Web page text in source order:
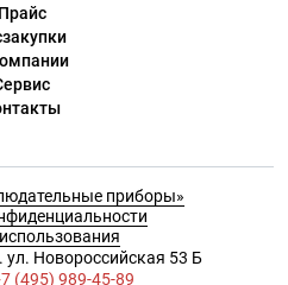
Прайс
приборы»
ул. Новороссийская 53 Б
(495) 989-45-89